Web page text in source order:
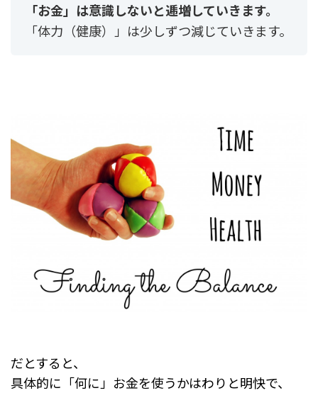
「お金」は意識しないと逓増していきます。
「体力（健康）」は少しずつ減じていきます。
だとすると、
具体的に「何に」お金を使うかはわりと明快で、